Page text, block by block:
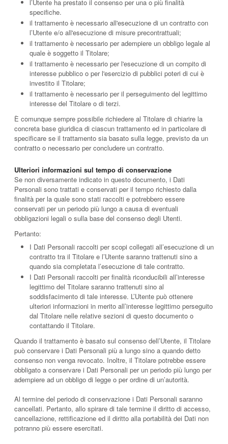
l’Utente ha prestato il consenso per una o più finalità
specifiche.
il trattamento è necessario all'esecuzione di un contratto con
l’Utente e/o all'esecuzione di misure precontrattuali;
il trattamento è necessario per adempiere un obbligo legale al
quale è soggetto il Titolare;
il trattamento è necessario per l'esecuzione di un compito di
interesse pubblico o per l'esercizio di pubblici poteri di cui è
investito il Titolare;
il trattamento è necessario per il perseguimento del legittimo
interesse del Titolare o di terzi.
È comunque sempre possibile richiedere al Titolare di chiarire la
concreta base giuridica di ciascun trattamento ed in particolare di
specificare se il trattamento sia basato sulla legge, previsto da un
contratto o necessario per concludere un contratto.
Ulteriori informazioni sul tempo di conservazione
Se non diversamente indicato in questo documento, i Dati
Personali sono trattati e conservati per il tempo richiesto dalla
finalità per la quale sono stati raccolti e potrebbero essere
conservati per un periodo più lungo a causa di eventuali
obbligazioni legali o sulla base del consenso degli Utenti.
Pertanto:
I Dati Personali raccolti per scopi collegati all’esecuzione di un
contratto tra il Titolare e l’Utente saranno trattenuti sino a
quando sia completata l’esecuzione di tale contratto.
I Dati Personali raccolti per finalità riconducibili all’interesse
legittimo del Titolare saranno trattenuti sino al
soddisfacimento di tale interesse. L’Utente può ottenere
ulteriori informazioni in merito all’interesse legittimo perseguito
dal Titolare nelle relative sezioni di questo documento o
contattando il Titolare.
Quando il trattamento è basato sul consenso dell’Utente, il Titolare
può conservare i Dati Personali più a lungo sino a quando detto
consenso non venga revocato. Inoltre, il Titolare potrebbe essere
obbligato a conservare i Dati Personali per un periodo più lungo per
adempiere ad un obbligo di legge o per ordine di un’autorità.
Al termine del periodo di conservazione i Dati Personali saranno
cancellati. Pertanto, allo spirare di tale termine il diritto di accesso,
cancellazione, rettificazione ed il diritto alla portabilità dei Dati non
potranno più essere esercitati.